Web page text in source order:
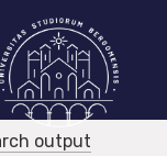
output